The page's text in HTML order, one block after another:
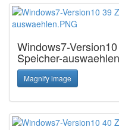
Windows7-
Speicher-
Magnify image